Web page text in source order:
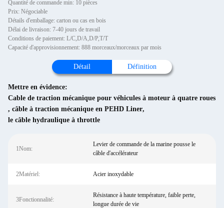
Quantité de commande min: 10 pièces
Prix: Négociable
Détails d'emballage: carton ou cas en bois
Délai de livraison: 7-40 jours de travail
Conditions de paiement: L/C,D/A,D/P,T/T
Capacité d'approvisionnement: 888 morceaux/morceaux par mois
Détail Définition
Mettre en évidence:
Cable de traction mécanique pour véhicules à moteur à quatre roues
, câble à traction mécanique en PEHD Liner,
le câble hydraulique à throttle
1Nom:
Levier de commande de la marine pousse le
câble d'accélérateur
2Matériel: Acier inoxydable
3Fonctionnalité:
Résistance à haute température, faible perte,
longue durée de vie